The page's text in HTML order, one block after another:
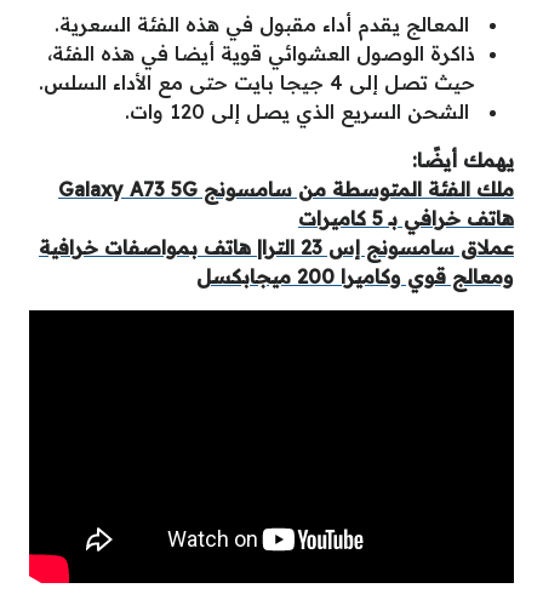
المعالج يقدم أداء مقبول في هذه الفئة السعرية.
ذاكرة الوصول العشوائي قوية أيضا في هذه الفئة،
حيث تصل إلى 4 جيجا بايت حتى مع الأداء السلس.
الشحن السريع الذي يصل إلى 120 وات.
يهمك أيضًا:
ملك الفئة المتوسطة من سامسونج Galaxy A73 5G
هاتف خرافي بـ 5 كاميرات
عملاق سامسونج إس 23 الترا| هاتف بمواصفات خرافية
ومعالج قوي وكاميرا 200 ميجابكسل